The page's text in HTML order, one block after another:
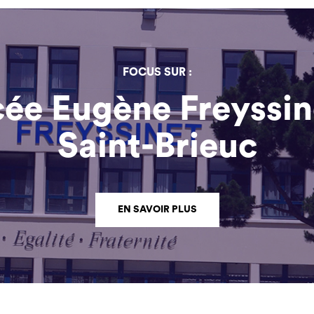
FOCUS SUR :
Eugène
Saint-Brieuc
EN SAVOIR PLUS